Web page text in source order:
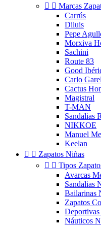
  Marcas
Carrús
Diluis
Pepe
Morxiva
Sachini
Route 83
Good
Carlo
Cactus
Magistral
T-MAN
Sandalias
NIKKOE
Manuel
Keelan
  Zapatos Niñas
  Tipos
Avarcas
Sandalias
Bailarinas
Zapatos
Náuticos